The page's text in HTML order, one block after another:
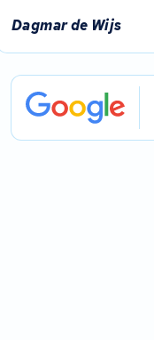
Derby cycle
Dagmar de Wijs